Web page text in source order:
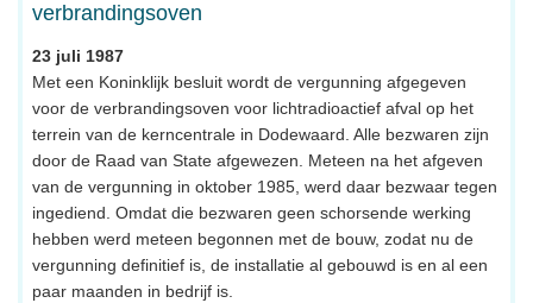
verbrandingsoven
23 juli 1987
Met een Koninklijk besluit wordt de vergunning afgegeven
voor de verbrandingsoven voor lichtradioactief afval op het
terrein van de kerncentrale in Dodewaard. Alle bezwaren zijn
door de Raad van State afgewezen. Meteen na het afgeven
van de vergunning in oktober 1985, werd daar bezwaar tegen
ingediend. Omdat die bezwaren geen schorsende werking
hebben werd meteen begonnen met de bouw, zodat nu de
vergunning definitief is, de installatie al gebouwd is en al een
paar maanden in bedrijf is.